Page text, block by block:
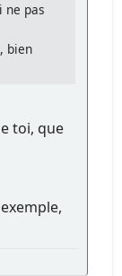
ne pas
bien
toi, que